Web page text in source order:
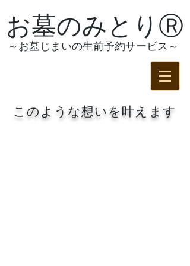
お墓のみとりⓇ
～お墓じまいの生前予約サービス～
このような想いを叶えます